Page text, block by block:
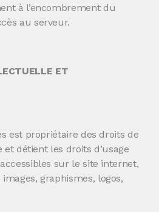
à l’encombrement du
au serveur.
ET
est propriétaire des droits de
détient les droits d’usage
sur le site internet,
graphismes, logos,